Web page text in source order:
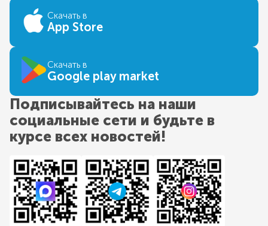
Скачать в
App Store
Скачать в
Google play market
Подписывайтесь на наши
социальные сети и будьте в
курсе всех новостей!